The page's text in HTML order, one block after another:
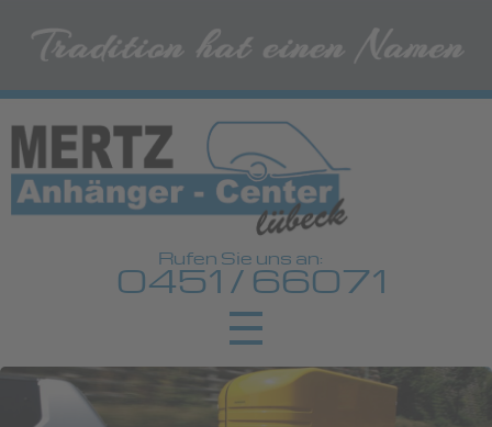
Rufen Sie uns an:
0451 / 66071